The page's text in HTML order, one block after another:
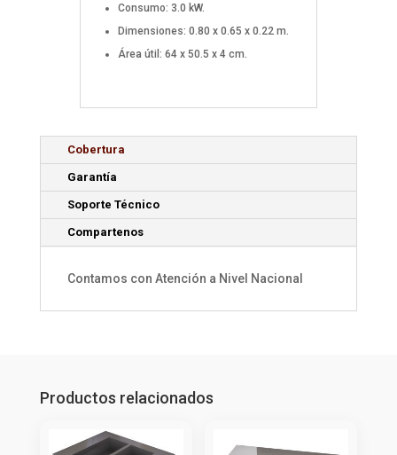
Consumo: 3.0 kW.
Dimensiones: 0.80 x 0.65 x 0.22 m.
Área útil: 64 x 50.5 x 4 cm.
Cobertura
Garantía
Soporte Técnico
Compartenos
Contamos con Atención a Nivel Nacional
Productos relacionados